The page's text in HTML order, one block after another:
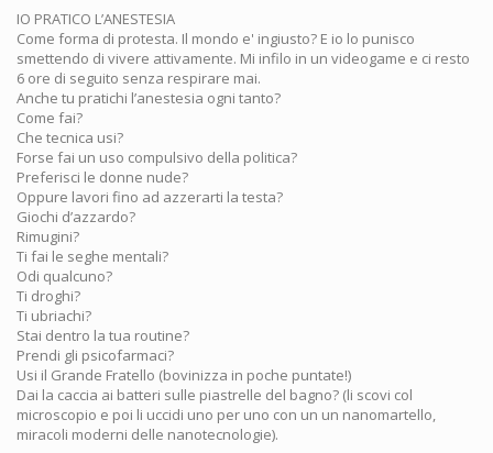
IO PRATICO L’ANESTESIA
Come forma di protesta. Il mondo e' ingiusto? E io lo punisco
smettendo di vivere attivamente. Mi infilo in un videogame e ci resto
6 ore di seguito senza respirare mai.
Anche tu pratichi l’anestesia ogni tanto?
Come fai?
Che tecnica usi?
Forse fai un uso compulsivo della politica?
Preferisci le donne nude?
Oppure lavori fino ad azzerarti la testa?
Giochi d’azzardo?
Rimugini?
Ti fai le seghe mentali?
Odi qualcuno?
Ti droghi?
Ti ubriachi?
Stai dentro la tua routine?
Prendi gli psicofarmaci?
Usi il Grande Fratello (bovinizza in poche puntate!)
Dai la caccia ai batteri sulle piastrelle del bagno? (li scovi col
microscopio e poi li uccidi uno per uno con un un nanomartello,
miracoli moderni delle nanotecnologie).